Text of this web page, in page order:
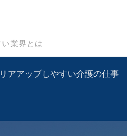
業界とは
アアップしやすい介護の仕事